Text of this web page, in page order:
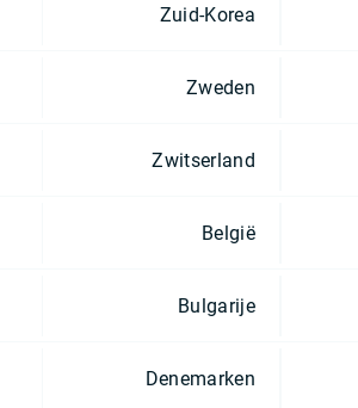
Zuid-Korea
Zweden
Zwitserland
België
Bulgarije
Denemarken